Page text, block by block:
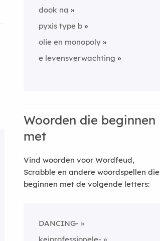
dook na
pyxis type b
olie en monopoly
e levensverwachting
Woorden die beginnen
met
Vind woorden voor Wordfeud,
Scrabble en andere woordspellen die
beginnen met de volgende letters:
DANCING-